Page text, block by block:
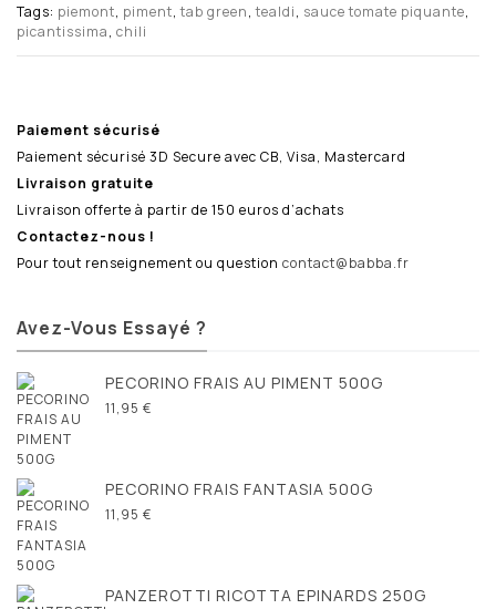
Tags: piemont, piment,tab green,tealdi, sauce tomate piquante,
picantissima, chili
Paiement sécurisé
Paiement sécurisé 3D Secure avec CB, Visa, Mastercard
Livraison gratuite
Livraison offerte à partir de 150 euros d’achats
Contactez-nous !
Pour tout renseignement ou question contact@babba.fr
Avez-Vous Essayé ?
PECORINO FRAIS AU PIMENT 500G
11,95 €
PECORINO FRAIS FANTASIA 500G
11,95 €
PANZEROTTI RICOTTA EPINARDS 250G